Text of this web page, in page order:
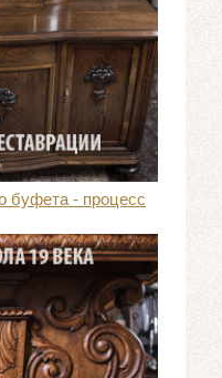
буфета - процесс